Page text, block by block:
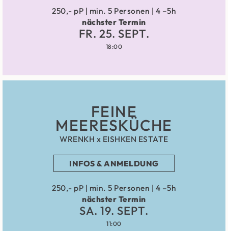
250,- pP | min. 5 Personen | 4 –5h
nächster Termin
FR. 25. SEPT.
18:00
FEINE
MEERESKÜCHE
WRENKH x EISHKEN ESTATE
INFOS & ANMELDUNG
250,- pP | min. 5 Personen | 4 –5h
nächster Termin
SA. 19. SEPT.
11:00